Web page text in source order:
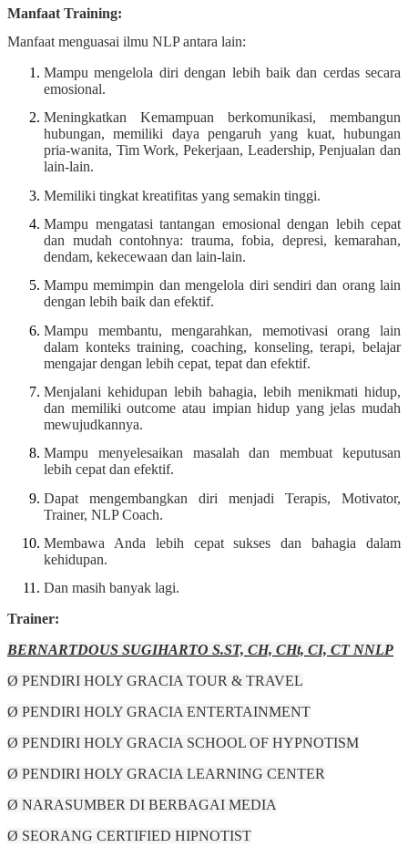
Manfaat Training:
Manfaat menguasai ilmu NLP antara lain:
Mampu mengelola diri dengan lebih baik dan cerdas secara
emosional.
Meningkatkan Kemampuan berkomunikasi, membangun
hubungan, memiliki daya pengaruh yang kuat, hubungan
pria-wanita, Tim Work, Pekerjaan, Leadership, Penjualan dan
lain-lain.
Memiliki tingkat kreatifitas yang semakin tinggi.
Mampu mengatasi tantangan emosional dengan lebih cepat
dan mudah contohnya: trauma, fobia, depresi, kemarahan,
dendam, kekecewaan dan lain-lain.
Mampu memimpin dan mengelola diri sendiri dan orang lain
dengan lebih baik dan efektif.
Mampu membantu, mengarahkan, memotivasi orang lain
dalam konteks training, coaching, konseling, terapi, belajar
mengajar dengan lebih cepat, tepat dan efektif.
Menjalani kehidupan lebih bahagia, lebih menikmati hidup,
dan memiliki outcome atau impian hidup yang jelas mudah
mewujudkannya.
Mampu menyelesaikan masalah dan membuat keputusan
lebih cepat dan efektif.
Dapat mengembangkan diri menjadi Terapis, Motivator,
Trainer, NLP Coach.
Membawa Anda lebih cepat sukses dan bahagia dalam
kehidupan.
Dan masih banyak lagi.
Trainer:
BERNARTDOUS SUGIHARTO S.ST, CH, CHt, CI, CT NNLP
Ø PENDIRI HOLY GRACIA TOUR & TRAVEL
Ø PENDIRI HOLY GRACIA ENTERTAINMENT
Ø PENDIRI HOLY GRACIA SCHOOL OF HYPNOTISM
Ø PENDIRI HOLY GRACIA LEARNING CENTER
Ø NARASUMBER DI BERBAGAI MEDIA
Ø SEORANG CERTIFIED HIPNOTIST